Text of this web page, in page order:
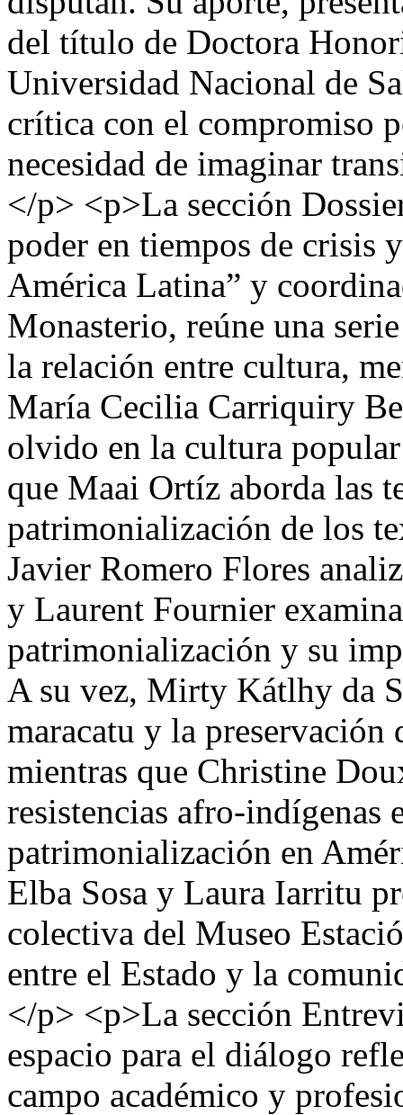
del título de Doctora
Universidad Nacional de
crítica con el compromiso
necesidad de imaginar
</p> <p>La sección
poder en tiempos de crisis
América Latina” y
Monasterio, reúne una
la relación entre cultura,
María Cecilia Carriquiry
olvido en la cultura
que Maai Ortíz aborda las
patrimonialización de los
Javier Romero Flores
y Laurent Fournier
patrimonialización y su
A su vez, Mirty Kátlhy da
maracatu y la
mientras que Christine
resistencias afro-indígenas
patrimonialización en
Elba Sosa y Laura Iarritu
colectiva del Museo
entre el Estado y la
</p> <p>La sección
espacio para el diálogo
campo académico y